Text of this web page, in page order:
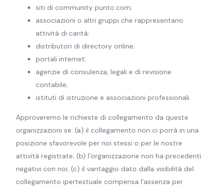
siti di community punto.com;
associazioni o altri gruppi che rappresentano
attività di carità;
distributori di directory online;
portali internet;
agenzie di consulenza, legali e di revisione
contabile;
istituti di istruzione e associazioni professionali.
Approveremo le richieste di collegamento da queste
organizzazioni se: (a) il collegamento non ci porrà in una
posizione sfavorevole per noi stessi o per le nostre
attività registrate; (b) l’organizzazione non ha precedenti
negativi con noi; (c) il vantaggio dato dalla visibilità del
collegamento ipertestuale compensa l’assenza per